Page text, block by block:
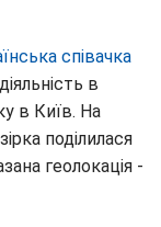
співачка
в
в Київ. На
поділилася
геолокація -